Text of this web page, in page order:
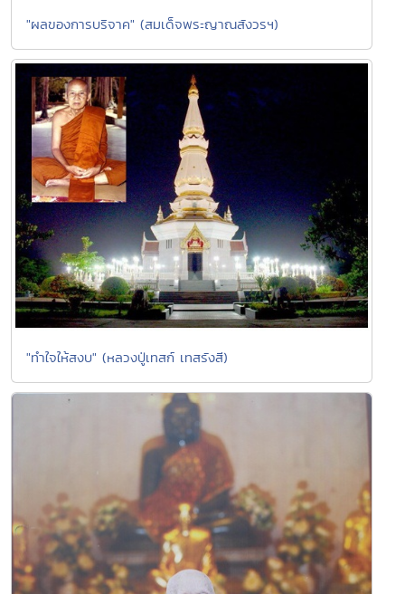
"ผลของการบริจาค" (สมเด็จพระญาณสังวรฯ)
"ทำใจให้สงบ" (หลวงปู่เทสก์ เทสรังสี)